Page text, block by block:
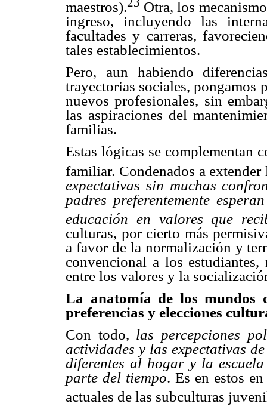
maestros).
Otra, los
ingreso, incluyendo las
facultades y carreras,
tales establecimientos.
Pero, aun habiendo
trayectorias sociales, pongamos
nuevos profesionales, sin
las aspiraciones del
familias.
Estas lógicas se complementan
familiar. Condenados a
expectativas sin muchas
padres preferentemente
educación en valores que
culturas, por cierto más
a favor de la normalización y
convencional a los
entre los valores y la
La anatomía de los mundos
preferencias y elecciones
Con todo, las percepciones
actividades y las expectativas
diferentes al hogar y la
parte del tiempo. Es en estos
actuales de las subculturas